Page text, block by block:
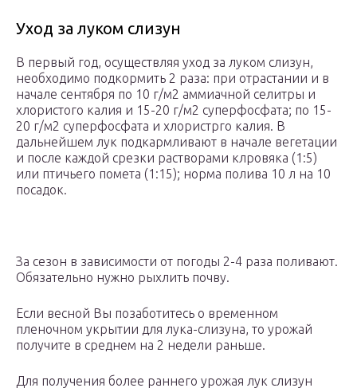
Уход за луком слизун
В первый год, осуществляя уход за луком слизун,
необходимо подкормить 2 раза: при отрастании и в
начале сентября по 10 г/м2 аммиачной селитры и
хлористого калия и 15-20 г/м2 суперфосфата; по 15-
20 г/м2 суперфосфата и хлористрго калия. В
дальнейшем лук подкармливают в начале вегетации
и после каждой срезки растворами клровяка (1:5)
или птичьего помета (1:15); норма полива 10 л на 10
посадок.
За сезон в зависимости от погоды 2-4 раза поливают.
Обязательно нужно рыхлить почву.
Если весной Вы позаботитесь о временном
пленочном укрытии для лука-слизуна, то урожай
получите в среднем на 2 недели раньше.
Для получения более раннего урожая лук слизун